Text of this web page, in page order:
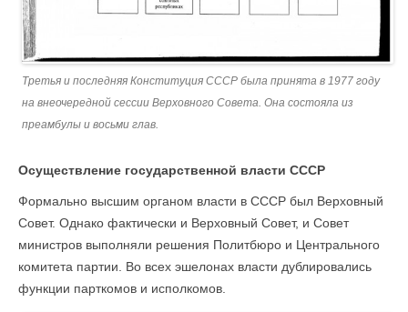
Третья и последняя Конституция СССР была принята в 1977 году
на внеочередной сессии Верховного Совета. Она состояла из
преамбулы и восьми глав.
Осуществление государственной власти СССР
Формально высшим органом власти в СССР был Верховный
Совет. Однако фактически и Верховный Совет, и Совет
министров выполняли решения Политбюро и Центрального
комитета партии. Во всех эшелонах власти дублировались
функции парткомов и исполкомов.